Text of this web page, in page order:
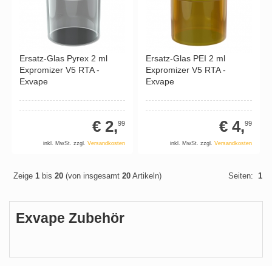
Ersatz-Glas Pyrex 2 ml
Expromizer V5 RTA -
Exvape
€ 2,99
inkl. MwSt. zzgl.Versandkosten
Ersatz-Glas PEI 2 ml
Expromizer V5 RTA -
Exvape
€ 4,99
inkl. MwSt. zzgl. Versandkosten
Zeige 1 bis 20 (von insgesamt 20 Artikeln) Seiten: 1
Exvape Zubehör